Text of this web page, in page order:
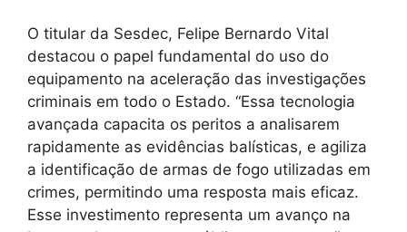
O titular da Sesdec, Felipe Bernardo Vital
destacou o papel fundamental do uso do
equipamento na aceleração das investigações
criminais em todo o Estado. “Essa tecnologia
avançada capacita os peritos a analisarem
rapidamente as evidências balísticas, e agiliza
a identificação de armas de fogo utilizadas em
crimes, permitindo uma resposta mais eficaz.
Esse investimento representa um avanço na